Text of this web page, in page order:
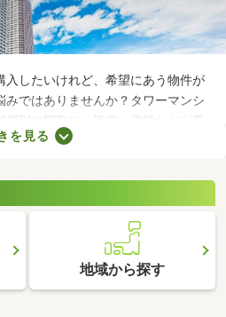
入したいけれど、希望にあう物件が
みではありませんか？タワーマンシ
層別に間取り・設備・家賃などが異
したうえで、希望にあうお部屋を見
べてみましょう。
を見る
地域から探す